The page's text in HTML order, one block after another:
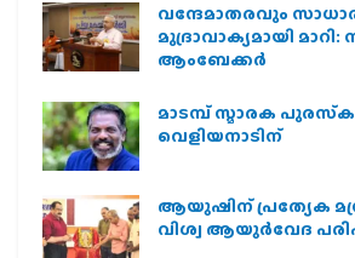
വന്ദേമാതരവും
മുദ്രാവാക്യമായി
ആംബേക്കർ
മാടമ്പ് സ്മാരക
വെളിയനാടിന്
ആയുഷിന് പ്രത്യേക
വിശ്വ ആയുര്‍വേദ